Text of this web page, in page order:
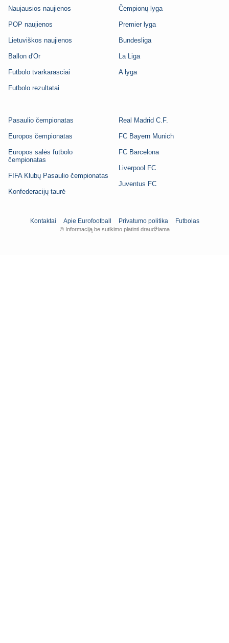
Naujausios naujienos
POP naujienos
Lietuviškos naujienos
Ballon d'Or
Futbolo tvarkarasciai
Futbolo rezultatai
Čempionų lyga
Premier lyga
Bundesliga
La Liga
A lyga
Pasaulio čempionatas
Europos čempionatas
Europos salės futbolo
čempionatas
FIFA Klubų Pasaulio čempionatas
Konfederacijų taurė
Real Madrid C.F.
FC Bayern Munich
FC Barcelona
Liverpool FC
Juventus FC
Kontaktai Apie Eurofootball Privatumo politika Futbolas
© Informaciją be sutikimo platinti draudžiama